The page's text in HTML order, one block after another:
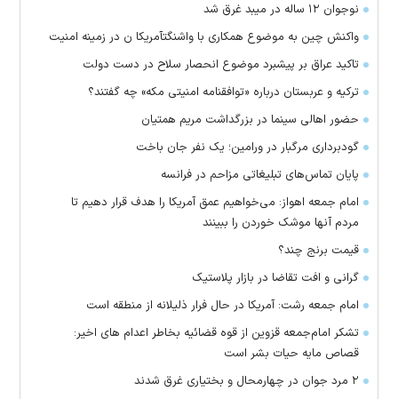
نوجوان ۱۲ ساله در میبد غرق شد
واکنش چین به موضوع همکاری با واشنگتآمریکا ن در زمینه امنیت
تاکید عراق بر پیشبرد موضوع انحصار سلاح در دست دولت
ترکیه و عربستان درباره «توافقنامه امنیتی مکه» چه گفتند؟
حضور اهالی سینما در بزرگداشت مریم همتیان
گودبرداری مرگبار در ورامین؛ یک نفر جان باخت
پایان تماس‌های تبلیغاتی مزاحم در فرانسه
امام جمعه اهواز: می‌خواهیم عمق آمریکا را هدف قرار دهیم تا
مردم آنها موشک خوردن را ببینند
قیمت برنج چند؟
گرانی و افت تقاضا در بازار پلاستیک
امام جمعه رشت: آمریکا در حال فرار ذلیلانه از منطقه است
تشکر امام‌جمعه قزوین از قوه قضائیه بخاطر اعدام های اخیر:
قصاص مایه حیات بشر است
۲ مرد جوان در چهارمحال و بختیاری غرق شدند